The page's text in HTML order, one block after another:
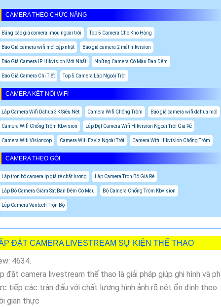
CAMERA THEO CHỨC NĂNG
Bảng báo giá camera imou ngoài trời Top 5 Camera Cho Kho Hàng
Báo Giá camera wifi mới cập nhật Báo giá camera 2 mắt hikvision
Báo Giá Camera IP Hikvision Mới Nhất Những Camera Có Màu Ban Đêm
Báo Giá Camera Chi Tiết Top 5 Camera Lắp Ngoài Trời
CAMERA KẾT NỐI WIFI
Lắp Camera Wifi Dahua 3K Siêu Nét Camera Wifi Chống Trộm Báo giá camera wifi dahua mới
Camera Wifi Chống Trộm Kbvision Lắp Đặt Camera Wifi Hikvision Ngoài Trời Giá Rẻ
Camera Wifi Visioncop Camera Wifi Ezviz Ngoài Trời Camera Wifi Hikvision Chống Trộm
CAMERA THEO GÓI
Lắp trọn bộ camera Ip giá rẻ chất lượng Lắp Camera Trọn Bộ Giá Rẻ
Lắp Bộ Camera Giám Sát Ban Đêm Có Màu Bộ Camera Chống Trộm Kbvision
Lắp Camera Vantech Trọn Bộ
ĐẶT CAMERA LIVESTREAM SỰ KIỆN THỂ THAO
4634.
đặt camera livestream thể thao là giải pháp giúp ghi hình và
tiếp các trận đấu với chất lượng hình ảnh rõ nét ổn định theo
gian thực